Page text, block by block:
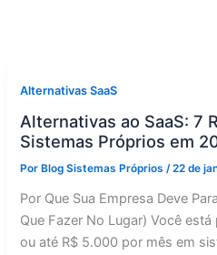
Alternativas SaaS
Alternativas ao SaaS: 7
Sistemas Próprios em
Por Blog Sistemas Próprios/22 de
Por Que Sua Empresa Deve
Que Fazer No Lugar) Você
ou até R$ 5.000 por mês em